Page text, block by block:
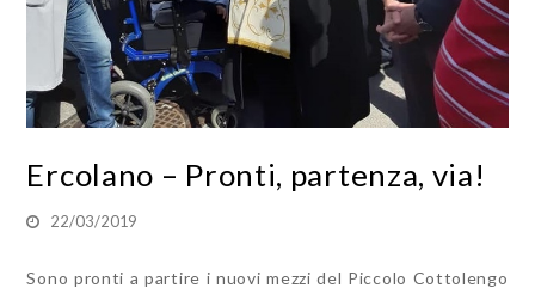
Ercolano – Pronti, partenza, via!
22/03/2019
Sono pronti a partire i nuovi mezzi del Piccolo Cottolengo